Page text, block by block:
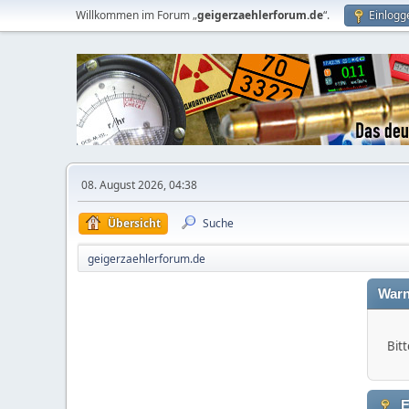
Willkommen im Forum „geigerzaehlerforum.de“.
08. August 2026, 04:38
Übersicht Suche
geigerzaehlerforum.de